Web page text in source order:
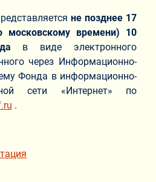
не позднее 17
московскому времени) 10
в виде электронного
через Информационно-
Фонда в информационно-
сети «Интернет» по
.